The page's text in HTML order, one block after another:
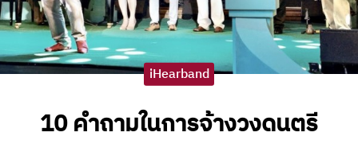
จราคาวงดนตรี
ไอนัท The Voice
iNattt
iHearband
10 คำถามในการจ้างวงดนตรี